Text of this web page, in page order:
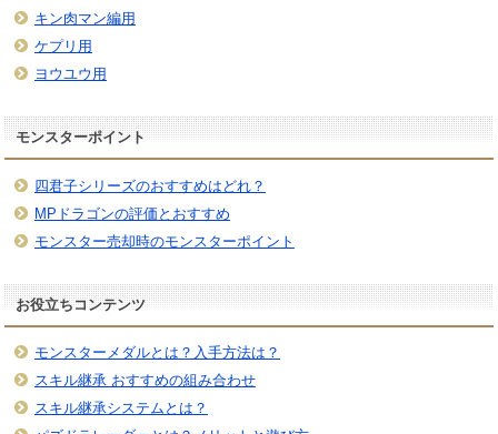
キン肉マン編用
ケプリ用
ヨウユウ用
モンスターポイント
四君子シリーズのおすすめはどれ？
MPドラゴンの評価とおすすめ
モンスター売却時のモンスターポイント
お役立ちコンテンツ
モンスターメダルとは？入手方法は？
スキル継承 おすすめの組み合わせ
スキル継承システムとは？